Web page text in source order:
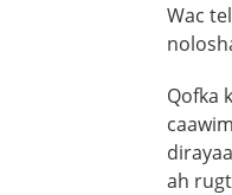
Wac
Qofka
ah